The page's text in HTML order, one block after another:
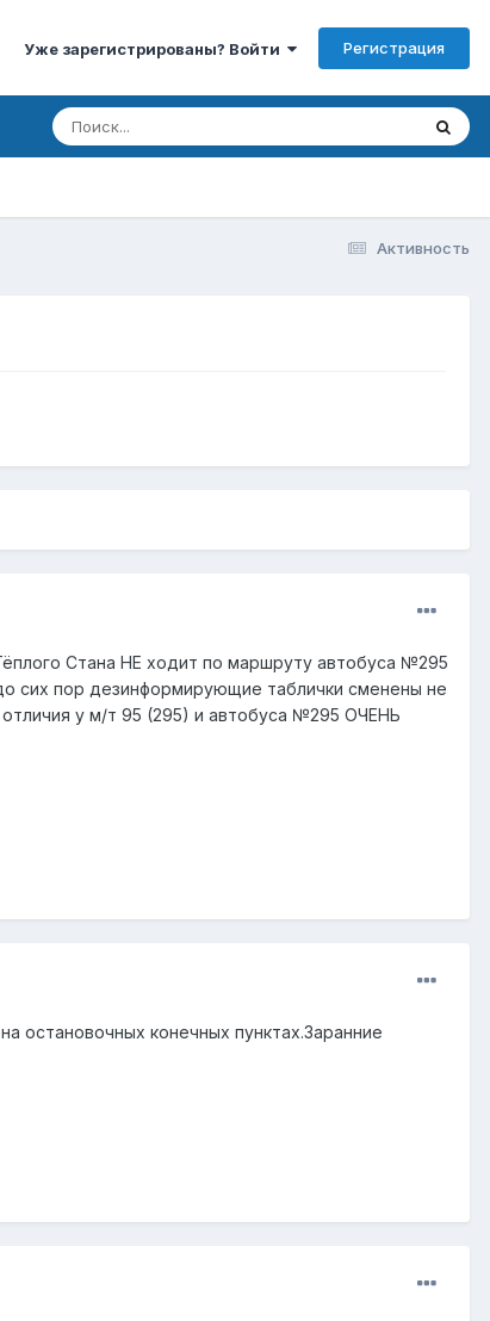
Уже зарегистрированы? Войти Регистрация
Активность
Стана НЕ ходит по маршруту автобуса №295
сих пор дезинформирующие таблички сменены не
у м/т 95 (295) и автобуса №295 ОЧЕНЬ
остановочных конечных пунктах.Заранние